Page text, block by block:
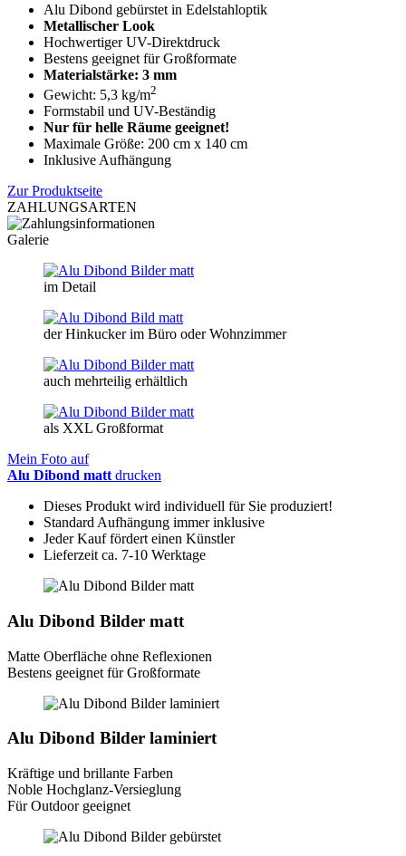
Alu Dibond gebürstet in Edelstahloptik
Metallischer Look
Hochwertiger UV-Direktdruck
Bestens geeignet für Großformate
Materialstärke: 3 mm
Gewicht: 5,3 kg/m2
Formstabil und UV-Beständig
Nur für helle Räume geeignet!
Maximale Größe: 200 cm x 140 cm
Inklusive Aufhängung
Zur Produktseite
ZAHLUNGSARTEN
Galerie
im Detail
der Hinkucker im Büro oder Wohnzimmer
auch mehrteilig erhältlich
als XXL Großformat
Mein Foto auf
Alu Dibond matt drucken
Dieses Produkt wird individuell für Sie produziert!
Standard Aufhängung immer inklusive
Jeder Kauf fördert einen Künstler
Lieferzeit ca. 7-10 Werktage
Alu Dibond Bilder matt
Matte Oberfläche ohne Reflexionen
Bestens geeignet für Großformate
Alu Dibond Bilder laminiert
Kräftige und brillante Farben
Noble Hochglanz-Versieglung
Für Outdoor geeignet